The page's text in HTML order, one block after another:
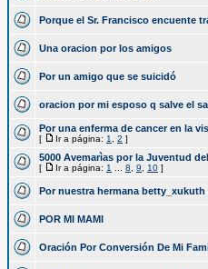
Porque el Sr. Francisco encuente
Una oracion por los amigos
Por un amigo que se suicidó
oracion por mi esposo q salve el
Por una enferma de cancer en la
[ Ir a página: 1 2 ]
5000 Avemarìas por la Juventud
[ Ir a página: 1 8 9 10 ]
Por nuestra hermana betty_xukuth
POR MI MAMI
Oración Por Conversión De Mi